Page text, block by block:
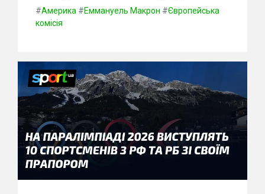
#Америка #Еммануель Макрон #Європейська
комісія